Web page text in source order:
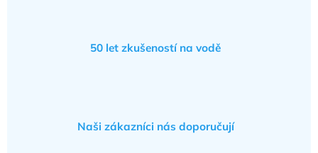
50 let zkušeností na vodě
Naši zákazníci nás doporučují